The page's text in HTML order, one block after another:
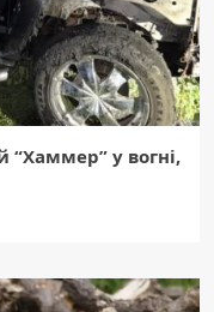
“Хаммер” у вогні,